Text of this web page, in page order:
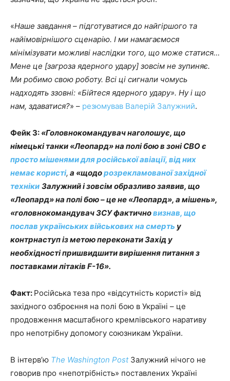
«Наше завдання – підготуватися до найгіршого та
найімовірнішого сценарію. І ми намагаємося
мінімізувати можливі наслідки того, що може статися…
Мене це [загроза ядерного удару] зовсім не зупиняє.
Ми робимо свою роботу. Всі ці сигнали чомусь
надходять ззовні: «Бійтеся ядерного удару». Ну і що
нам, здаватися?» – резюмував Валерій Залужний.
Фейк 3: «Головнокомандувач наголошує, що
німецькі танки «Леопард» на полі бою в зоні СВО є
просто мішенями для російської авіації, від них
немає користі, а «щодорозрекламованої західної
техніки Залужний і зовсім образливо заявив, що
«Леопард» на полі бою – це не «Леопард», а мішень»,
«головнокомандувач ЗСУ фактичновизнав, що
послав українських військових на смерть у
контрнаступ із метою переконати Захід у
необхідності пришвидшити вирішення питання з
поставками літаків F-16».
Факт: Російська теза про «відсутність користі» від
західного озброєння на полі бою в Україні – це
продовження масштабного кремлівського наративу
про непотрібну допомогу союзникам України.
В інтерв’ю The Washington PostЗалужний нічого не
говорив про «непотрібність» поставлених Україні